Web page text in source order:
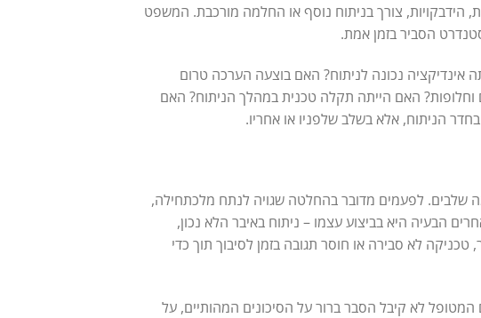
הידבקויות, צורך בניתוח נוסף או החלמה מורכבת. המשפט
הסביר בזמן אמת.
נכונה לניתוח? האם בוצעה הערכה טרום
האם הייתה תקלה טכנית במהלך הניתוח? האם
הניתוח, אלא בשלב שלפניו או אחריו.
שלבים. לפעמים מדובר בהחלטה שגויה לנתח מלכתחילה,
הבעיה היא בביצוע עצמו – ניתוח באיבר הלא נכון,
לא סבירה או חוסר תגובה בזמן לסיבוך תוך כדי
לא קיבל הסבר ברור על הסיכונים המהותיים, על